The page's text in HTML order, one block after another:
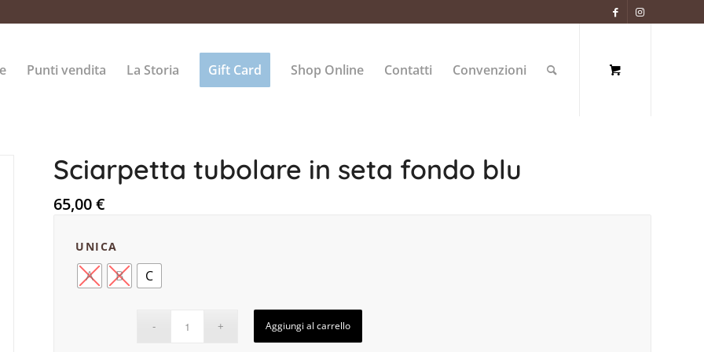
Punti vendita La Storia Gift Card Shop Online Contatti Convenzioni
Sciarpetta tubolare in seta fondo blu
65,00€
UNICA
A B C
Aggiungi al carrello